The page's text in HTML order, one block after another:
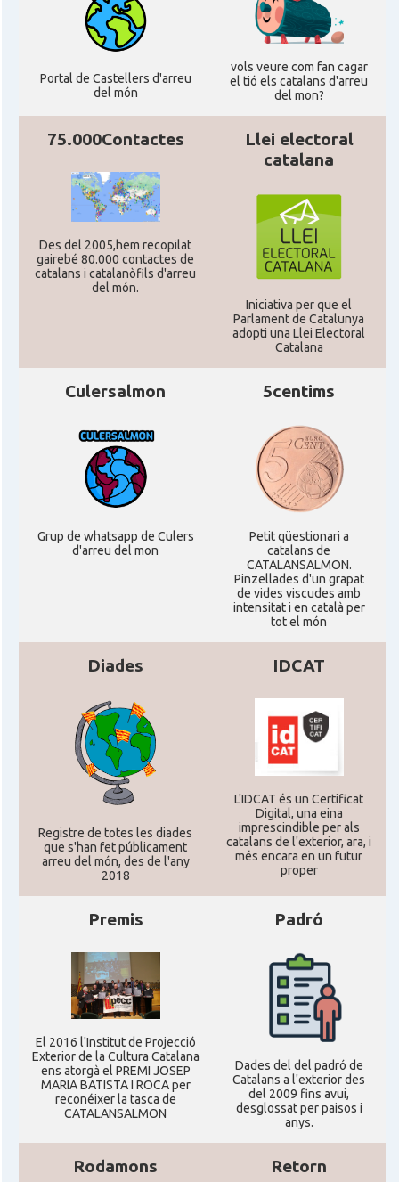
Consolat Consolat general a Edinburgh
Consolat general a London
Ambaixada
* + ambaixades i consolats
Portal de Castellers d'arreu
del món
vols veure com fan cagar
el tió els catalans d'arreu
del mon?
75.000Contactes
Des del 2005,hem recopilat
gairebé 80.000 contactes de
catalans i catalanòfils d'arreu
del món.
Llei electoral
catalana
Iniciativa per que el
Parlament de Catalunya
adopti una Llei Electoral
Catalana
Culersalmon
Grup de whatsapp de Culers
d'arreu del mon
5centims
Petit qüestionari a
catalans de
CATALANSALMON.
Pinzellades d'un grapat
de vides viscudes amb
intensitat i en català per
tot el món
Diades
Registre de totes les diades
que s'han fet públicament
arreu del món, des de l'any
2018
IDCAT
L'IDCAT és un Certificat
Digital, una eina
imprescindible per als
catalans de l'exterior, ara, i
més encara en un futur
proper
Premis
El 2016 l'Institut de Projecció
Exterior de la Cultura Catalana
ens atorgà el PREMI JOSEP
MARIA BATISTA I ROCA per
reconéixer la tasca de
CATALANSALMON
Padró
Dades del del padró de
Catalans a l'exterior des
del 2009 fins avui,
desglossat per paisos i
anys.
Rodamons Retorn